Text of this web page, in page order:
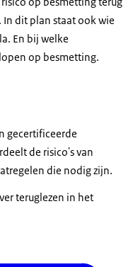
In dit plan staat ook wie
En bij welke
op besmetting.
gecertificeerde
de risico's van
die nodig zijn.
teruglezen in het